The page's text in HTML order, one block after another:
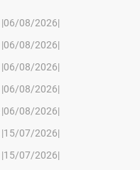
|06/08/2026|
|06/08/2026|
|06/08/2026|
|06/08/2026|
|06/08/2026|
|15/07/2026|
|15/07/2026|